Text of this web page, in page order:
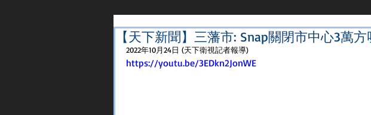
【天下新聞】三藩市: Snap關閉市中心3萬
2022年10月24日 (天下衛視記者報導)
https://youtu.be/3EDkn2JonWE